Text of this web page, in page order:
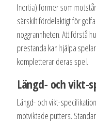
Inertia) former som
särskilt fördelaktigt för
noggrannheten. Att förstå
prestanda kan hjälpa
kompletterar deras spel.
Längd- och vikt-
Längd- och vikt-
motviktade putters.